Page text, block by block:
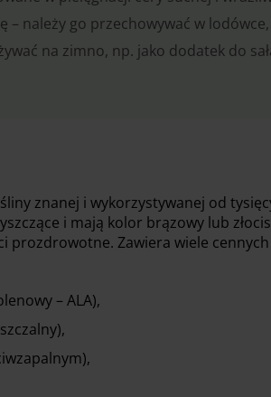
należy go przechowywać w
na zimno, np. jako dodatek do
znanej i wykorzystywanej od
i mają kolor brązowy lub
prozdrowotne. Zawiera wiele cennych
– ALA),